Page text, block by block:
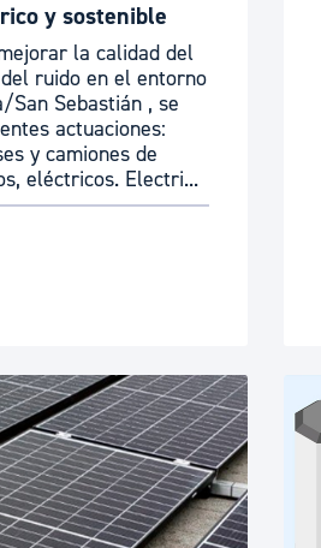
y sostenible
la calidad del
ruido en el entorno
San Sebastián , se
actuaciones:
y camiones de
eléctricos. Electri...